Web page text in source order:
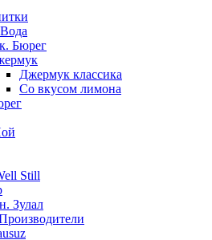
Бюрег
Джермук классика
Со вкусом лимона
Still
Зулал